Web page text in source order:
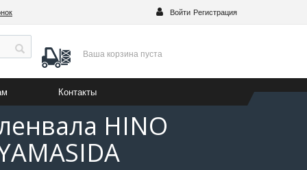
Войти Регистрация
Ваша корзина пуста
Контакты
HINO